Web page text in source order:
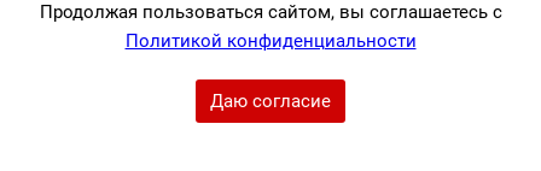
Продолжая пользоваться сайтом, вы соглашаетесь с
Политикой конфиденциальности
Даю согласие